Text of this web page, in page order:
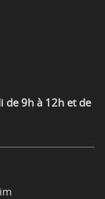
de 9h à 12h et de